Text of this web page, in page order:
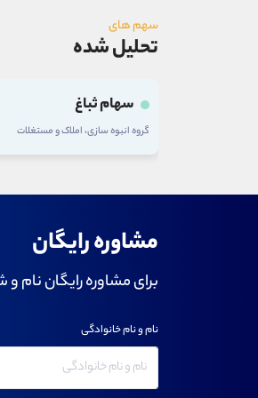
سهم های
تحلیل شده
سهام تلیسه
گروه زراعت و خدمات وابسته
مشاوره رایگان
برای مشاوره رایگان نام و
نام و نام خانوادگی